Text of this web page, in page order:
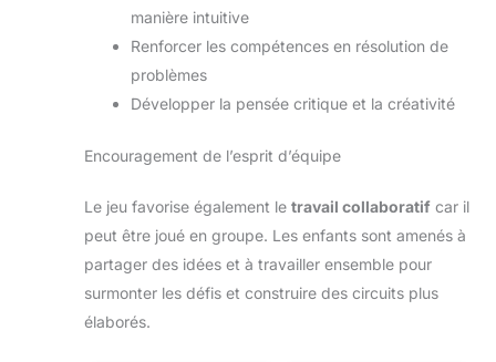
manière intuitive
Renforcer les compétences en résolution de
problèmes
Développer la pensée critique et la créativité
Encouragement de l’esprit d’équipe
Le jeu favorise également le travail collaboratif car il
peut être joué en groupe. Les enfants sont amenés à
partager des idées et à travailler ensemble pour
surmonter les défis et construire des circuits plus
élaborés.